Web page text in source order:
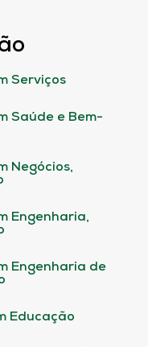
Serviços
Saúde e Bem-
Negócios,
Engenharia,
Engenharia de
Educação